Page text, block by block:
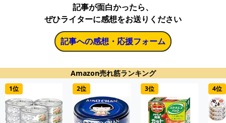
記事が面白かったら、
ぜひライターに感想をお送りください
記事への感想・応援フォーム
Amazon売れ筋ランキング
1位 2位 3位 4位